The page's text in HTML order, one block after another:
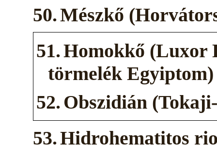
50.Mészkő
51.Homokkő (Luxor
törmelék Egyiptom)
52. Obszidián
53.Hidrohematitos